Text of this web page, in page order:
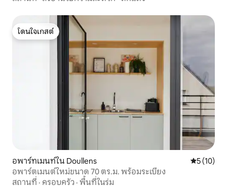
โดนใจเกสต์
โดนใจเกสต์
อพาร์ทเมนท์ใน Doullens คะแนนเฉลี่
5 (10)
อพาร์ตเมนต์ใหม่ขนาด 70 ตร.ม. พร้อมระเบียง
สถานที่ · ครอบครัว · พื้นที่ในร่ม